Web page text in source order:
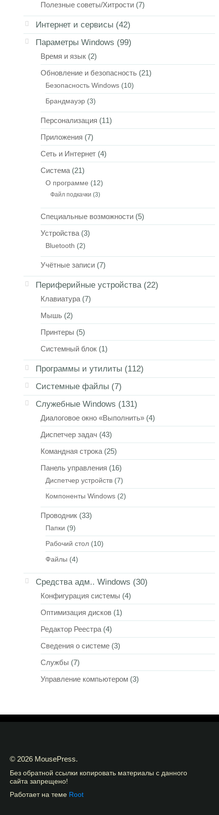
Полезные советы/Хитрости (7)
Интернет и сервисы (42)
Параметры Windows (99)
Время и язык (2)
Обновление и безопасность (21)
Безопасность Windows (10)
Брандмауэр (3)
Персонализация (11)
Приложения (7)
Сеть и Интернет (4)
Система (21)
О программе (12)
Файл подкачки (3)
Специальные возможности (5)
Устройства (3)
Bluetooth (2)
Учётные записи (7)
Периферийные устройства(22)
Клавиатура (7)
Мышь (2)
Принтеры (5)
Системный блок (1)
Программы и утилиты (112)
Системные файлы (7)
Служебные Windows (131)
Диалоговое окно «Выполнить» (4)
Диспетчер задач (43)
Командная строка (25)
Панель управления (16)
Диспетчер устройств (7)
Компоненты Windows (2)
Проводник (33)
Папки (9)
Рабочий стол (10)
Файлы (4)
Средства адм.. Windows (30)
Конфигурация системы (4)
Оптимизация дисков (1)
Редактор Реестра (4)
Сведения о системе (3)
Службы (7)
Управление компьютером (3)
© 2026 MousePress.
Без обратной ссылки копировать материалы с данного
сайта запрещено!
Работает на теме Root